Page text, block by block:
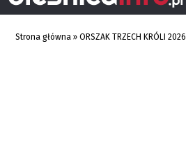
Strona główna »ORSZAK TRZECH KRÓLI 2026